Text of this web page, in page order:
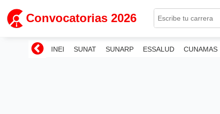
Convocatorias 2026
INEI SUNAT SUNARP ESSALUD CUNAMAS